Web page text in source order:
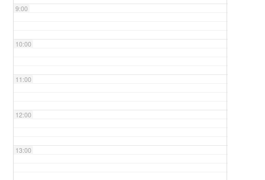
9:00
10:00
11:00
12:00
13:00